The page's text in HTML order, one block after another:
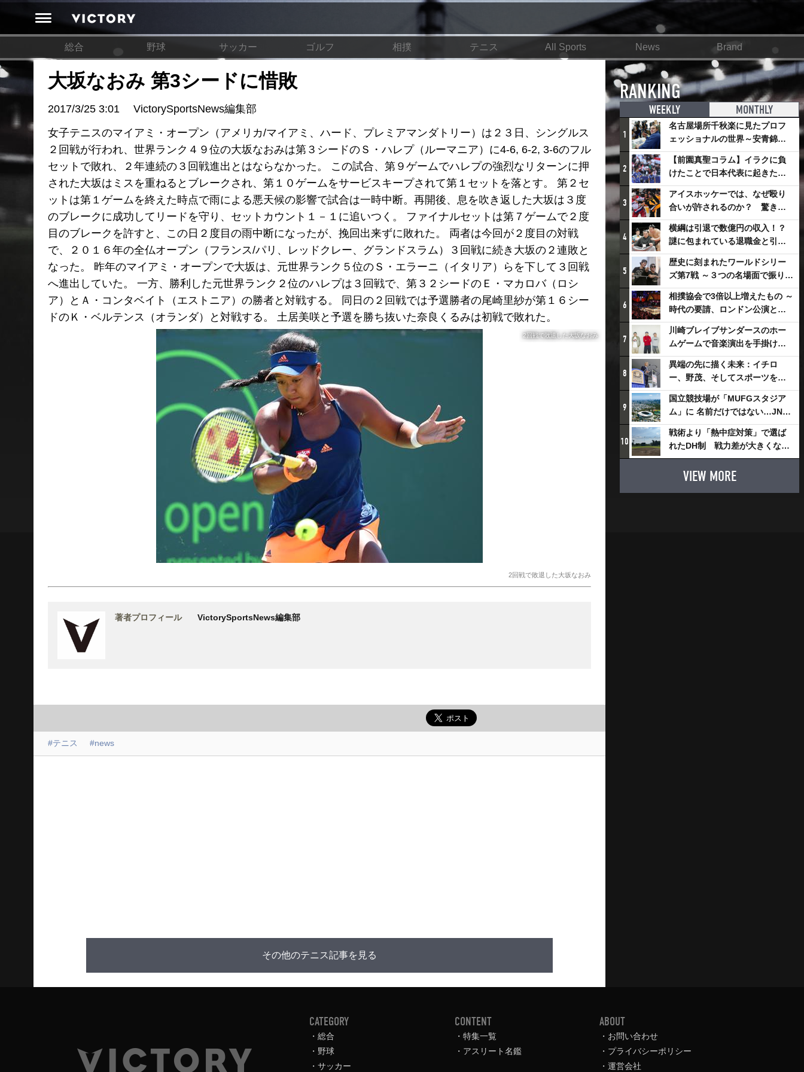
総合 野球 サッカー ゴルフ 相撲 テニス All Sports News Brand
大坂なおみ 第3シードに惜敗
2017/3/25 3:01
VictorySportsNews編集部
女子テニスのマイアミ・オープン（アメリカ/マイアミ、ハード、プレミアマンダトリー）は２３日、シングルス
２回戦が行われ、世界ランク４９位の大坂なおみは第３シードのＳ・ハレプ（ルーマニア）に4-6, 6-2, 3-6のフル
セットで敗れ、２年連続の３回戦進出とはならなかった。 この試合、第９ゲームでハレプの強烈なリターンに押
された大坂はミスを重ねるとブレークされ、第１０ゲームをサービスキープされて第１セットを落とす。 第２セ
ットは第１ゲームを終えた時点で雨による悪天候の影響で試合は一時中断。再開後、息を吹き返した大坂は３度
のブレークに成功してリードを守り、セットカウント１－１に追いつく。 ファイナルセットは第７ゲームで２度
目のブレークを許すと、この日２度目の雨中断になったが、挽回出来ずに敗れた。 両者は今回が２度目の対戦
で、２０１６年の全仏オープン（フランス/パリ、レッドクレー、グランドスラム）３回戦に続き大坂の２連敗と
なった。 昨年のマイアミ・オープンで大坂は、元世界ランク５位のＳ・エラーニ（イタリア）らを下して３回戦
へ進出していた。 一方、勝利した元世界ランク２位のハレプは３回戦で、第３２シードのＥ・マカロバ（ロシ
ア）とＡ・コンタベイト（エストニア）の勝者と対戦する。 同日の２回戦では予選勝者の尾崎里紗が第１６シー
ドのＫ・ベルテンス（オランダ）と対戦する。 土居美咲と予選を勝ち抜いた奈良くるみは初戦で敗れた。
2回戦で敗退した大坂なおみ
2回戦で敗退した大坂なおみ
著者プロフィール VictorySportsNews編集部
#テニス #news
その他のテニス記事を見る
RANKING
WEEKLY MONTHLY
1
名古屋場所千秋楽に見たプロフ
ェッショナルの世界～安青錦の
優勝を巡るさまざまなドラマ
2
【前園真聖コラム】イラクに負
けたことで日本代表に起きたプ
ラスとは
3
アイスホッケーでは、なぜ殴り
合いが許されるのか？ 驚きの
「ファイティング」ルールにつ
いて
4
横綱は引退で数億円の収入！？
謎に包まれている退職金と引退
相撲興行
5
歴史に刻まれたワールドシリー
ズ第7戦 ～３つの名場面で振り返
る～
6
相撲協会で3倍以上増えたもの ～
時代の要請、ロンドン公演と古
式大相撲
7
川崎ブレイブサンダースのホー
ムゲームで音楽演出を手掛ける
スチャダラパーが川崎新！アリ
ーナシティ・プロジェクトを語
る 「楽しみでしかないでしょ。
川崎は、ずっと成長曲線だか
ら」
8
異端の先に描く未来：イチロ
ー、野茂、そしてスポーツを支
える科学界の挑戦
9
国立競技場が「MUFGスタジア
ム」に 名前だけではない…JNSE
とMUFGが“共創”し描く地域活
性化・社会価値創造の近未来図
とは
10
戦術より「熱中症対策」で選ば
れたDH制 戦力差が大きくなる
懸念も
VIEW MORE
CATEGORY
総合
野球
サッカー
CONTENT
特集一覧
アスリート名鑑
ABOUT
お問い合わせ
プライバシーポリシー
運営会社